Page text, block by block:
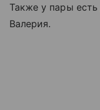
Также у пары есть
Валерия.